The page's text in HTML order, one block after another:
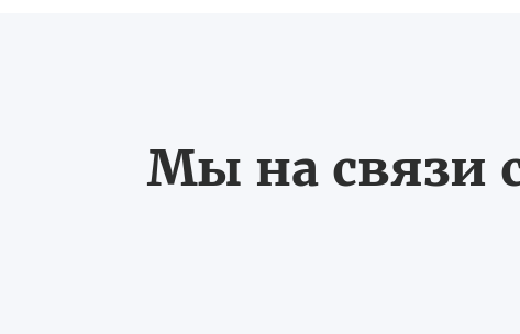
Мы на связи